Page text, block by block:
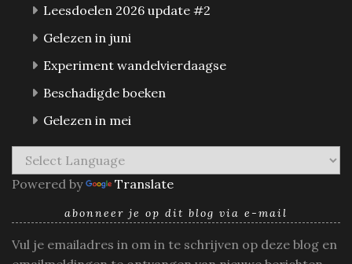
Leesdoelen 2026 update #2
Gelezen in juni
Experiment wandelvierdaagse
Beschadigde boeken
Gelezen in mei
Powered by Translate
abonneer je op dit blog via e-mail
Vul je emailadres in om in te schrijven op deze blog en